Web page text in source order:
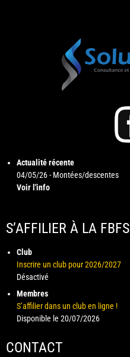
Actualité récente
04/05/26 - Montées/descentes
Voir l'info
S’AFFILIER À LA FBFS
Club
Inscrire un club pour 2026/2027
Désactivé
Membres
S’affilier dans un club en ligne !
Disponible le 20/07/2026
CONTACT